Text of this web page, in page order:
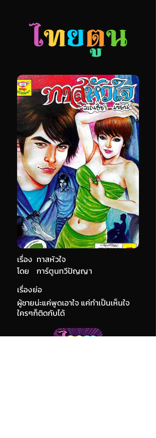
เรื่อง ทาสหัวใจ
การ์ตูนทวีปัญญา
โดย
เรื่องย่อ
ผู้ชายน่ะแค่พูดเอาใจ แค่ทำเป็นเห็นใจ
ใครๆก็ติดกับได้